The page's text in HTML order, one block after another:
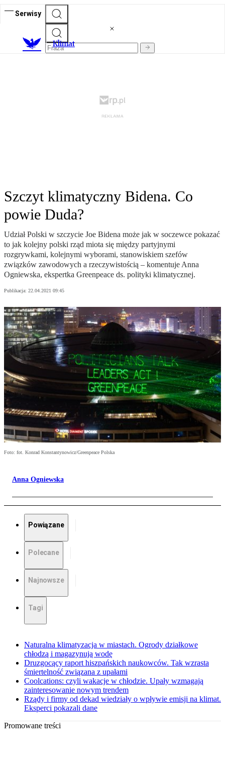
Serwisy
Klimat
Szczyt klimatyczny Bidena. Co
powie Duda?
Udział Polski w szczycie Joe Bidena może jak w soczewce pokazać
to jak kolejny polski rząd miota się między partyjnymi
rozgrywkami, kolejnymi wyborami, stanowiskiem szefów
związków zawodowych a rzeczywistością – komentuje Anna
Ogniewska, ekspertka Greenpeace ds. polityki klimatycznej.
Publikacja: 22.04.2021 09:45
Foto: fot. Konrad Konstantynowicz/Greenpeace Polska
Anna Ogniewska
Powiązane
Polecane
Najnowsze
Tagi
Naturalna klimatyzacja w miastach. Ogrody działkowe
chłodzą i magazynują wodę
Druzgocący raport hiszpańskich naukowców. Tak wzrasta
śmiertelność związana z upałami
Coolcations: czyli wakacje w chłodzie. Upały wzmagają
zainteresowanie nowym trendem
Rządy i firmy od dekad wiedziały o wpływie emisji na klimat.
Eksperci pokazali dane
Promowane treści